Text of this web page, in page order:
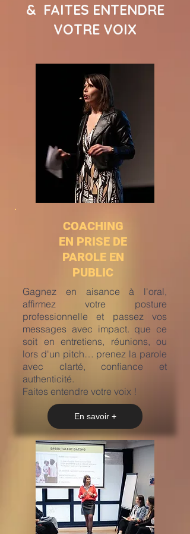
& FAITES ENTENDRE
VOTRE VOIX
COACHING
EN PRISE DE
PAROLE EN
PUBLIC
Gagnez en aisance à l'oral,
affirmez votre posture
professionnelle et passez vos
messages avec impact. que ce
soit en entretiens, réunions, ou
lors d'un pitch… prenez la parole
avec clarté, confiance et
authenticité.
Faites entendre votre voix !
En savoir +